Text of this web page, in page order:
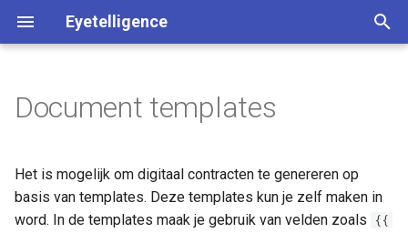
Eyetelligence
e
n
Een template maken
Een template wijzigen
Een template testen
Document templates
Het is mogelijk om digitaal contracten te genereren op
basis van templates. Deze templates kun je zelf maken in
word. In de templates maak je gebruik van velden zoals
{{